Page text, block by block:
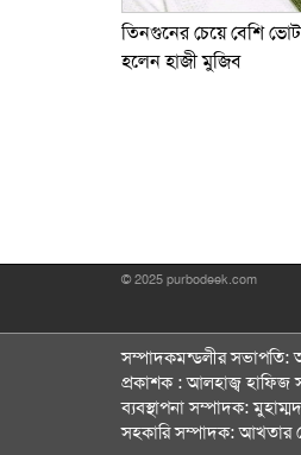
তিনগুনের চেয়ে বেশি
হলেন হাজী মুজিব
© 2025 purbodeek.com
সম্পাদকমন্ডলীর সভাপতি:
প্রকাশক : আলহাজ্ব হাফিজ
ব্যবস্থাপনা সম্পাদক:
সহকারি সম্পাদক: আখতার